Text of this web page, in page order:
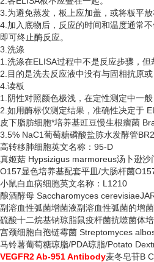
3.为避免蒸发，板上应加盖，或将板平
4.加入底物后，反应的时间和温度通常
即可终止酶反应。
3.洗涤
1.洗涤在ELISA过程中不是反应步骤，但
2.目的是洗去反应液中没有与固相抗原
4.读板
1.阴性对照颜色极浅，在定性测定中一般
2.如用酶标仪测定结果，准确性决定于
皮下脂肪细胞*培养基豇豆慢生根瘤菌
3.5% NaC1葡萄糖磷酸盐胨水发酵管
高转移肺细胞英文名称： 95-D
真姬菇 Hypsizigus marmoreus汤卜逊
O157显色培养基配套平皿/大肠杆菌
小鼠白血病细胞英文名称： L1210
酿酒酵母 Saccharomyces
副溶血性弧菌增菌液副溶血性弧菌的增
硫酸十二烷基钠琼脂鼠疫杆菌抗噬菌体
宫颈细胞白孢链霉菌 Streptomyces
马铃薯葡萄糖琼脂/PDA琼脂/Potato
VEGFR2 Ab-951 Antibody麦冬皂苷B